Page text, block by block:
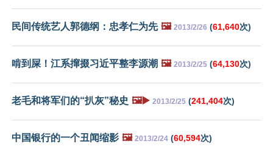
民间传统艺人郭德纲：忠孝仁为先 🖼️ 2013/2/26 (61,640次)
啃到屎！江系撺掇习近平整李源潮 🖼️ 2013/2/25 (64,130次)
老毛和将军们的“扒灰”秘史 🖼️▶️ 2013/2/25 (241,404次)
中国银行的一个丑闻缩影 🖼️ 2013/2/24 (60,594次)